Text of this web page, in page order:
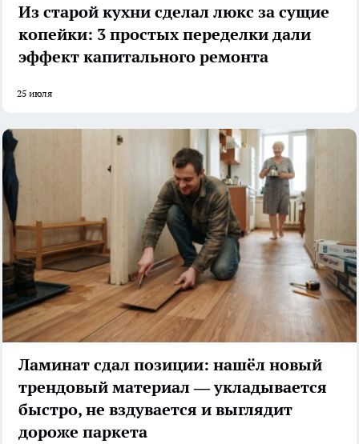
Из старой кухни сделал люкс за сущие
копейки: 3 простых переделки дали
эффект капитального ремонта
25 июля
Ламинат сдал позиции: нашёл новый
трендовый материал — укладывается
быстро, не вздувается и выглядит
дороже паркета